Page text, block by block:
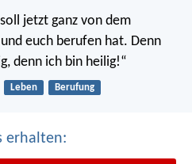
jetzt ganz von dem
euch berufen hat. Denn
denn ich bin heilig!“
Leben Berufung
erhalten: